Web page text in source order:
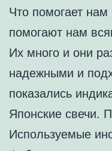
Что помогает
помогают нам
Их много и они
надежными и
показались
Японские свечи.
Используемые